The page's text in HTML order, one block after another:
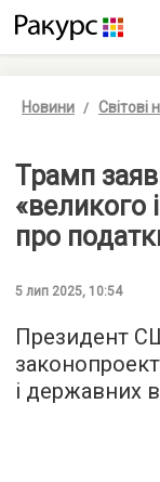
Новини Світові
Трамп
«великого
про
5 лип 2025, 10:54
Президент
і державних